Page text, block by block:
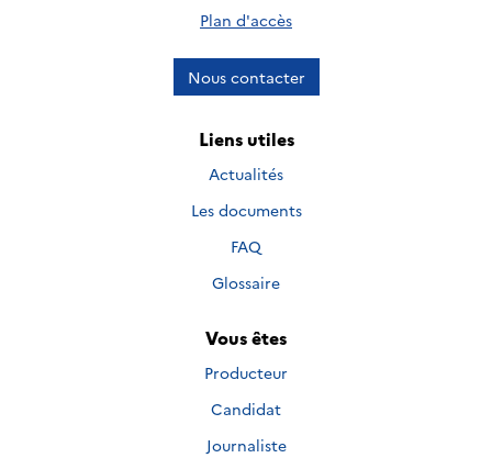
Plan d'accès
Nous contacter
Liens utiles
Actualités
Les documents
FAQ
Glossaire
Vous êtes
Producteur
Candidat
Journaliste